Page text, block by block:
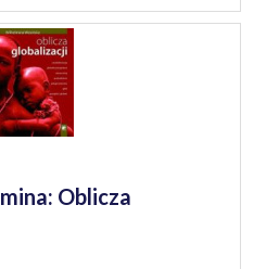
Oblicza